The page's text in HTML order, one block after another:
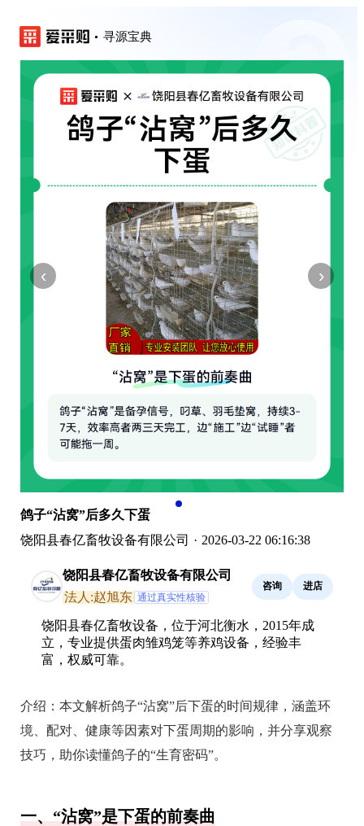
寻源宝典
‹ ›
鸽子“沾窝”后多久下蛋
饶阳县春亿畜牧设备有限公司 · 2026-03-22 06:16:38
饶阳县春亿畜牧设备有限公司
法人:赵旭东 通过真实性核验
咨询 进店
饶阳县春亿畜牧设备，位于河北衡水，2015年成
立，专业提供蛋肉雏鸡笼等养鸡设备，经验丰
富，权威可靠。
介绍： 本文解析鸽子“沾窝”后下蛋的时间规律，涵盖环
境、配对、健康等因素对下蛋周期的影响，并分享观察
技巧，助你读懂鸽子的“生育密码”。
一、“沾窝”是下蛋的前奏曲